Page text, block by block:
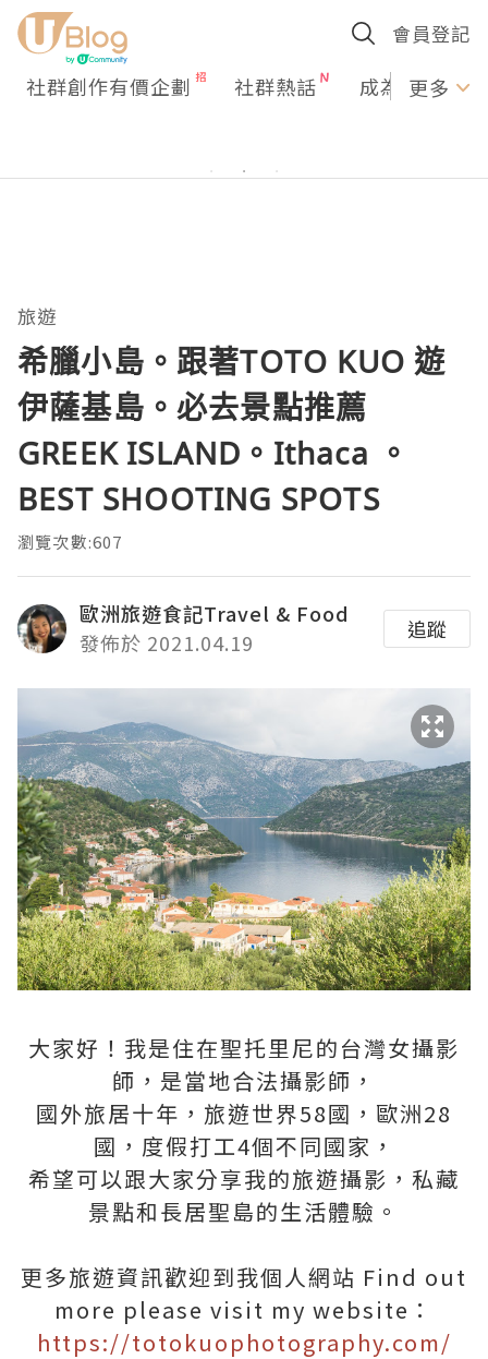
會員登記
社群創作有價企劃 社群熱話 成為U更多
旅遊
希臘小島。跟著TOTO KUO 遊
伊薩基島。必去景點推薦
GREEK ISLAND。Ithaca 。
BEST SHOOTING SPOTS
瀏覽次數:607
歐洲旅遊食記Travel & Food
發佈於 2021.04.19
追蹤
大家好！我是住在聖托里尼的台灣女攝影
師，是當地合法攝影師，
國外旅居十年，旅遊世界58國，歐洲28
國，度假打工4個不同國家，
希望可以跟大家分享我的旅遊攝影，私藏
景點和長居聖島的生活體驗。
更多旅遊資訊歡迎到我個人網站 Find out
more please visit my website：
https://totokuophotography.com/